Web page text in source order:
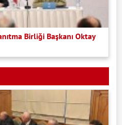
Birliği Başkanı Oktay